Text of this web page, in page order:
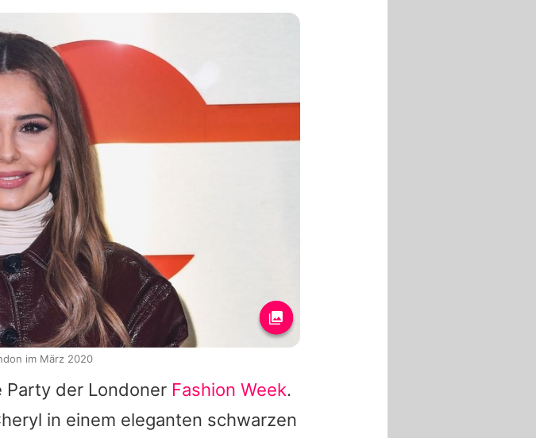
Party der Londoner Fashion Week.
in einem eleganten schwarzen
im März 2020